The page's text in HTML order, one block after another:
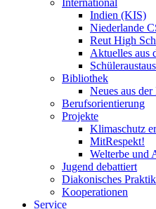
International
Indien (KIS)
Niederlande
Reut High
Aktuelles aus
Bibliothek
Neues aus
Berufsorientierung
Projekte
Klimaschutz
MitRespekt!
Welterbe und
Jugend debattiert
Diakonisches
Kooperationen
Service